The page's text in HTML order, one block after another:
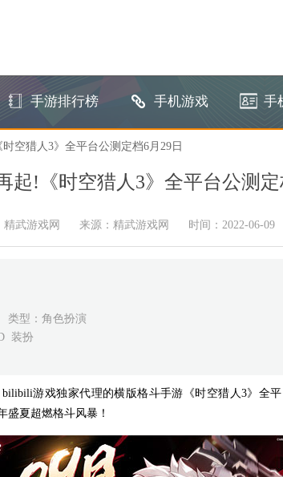
手游排行榜 手机游戏 手
空猎人3》全平台公测定档6月29日
起!《时空猎人3》全平台公测定
精武游戏网 来源：精武游戏网 时间：2022-06-09
类型：角色扮演
装扮
游戏独家代理的横版格斗手游《时空猎人3》全平
盛夏超燃格斗风暴！